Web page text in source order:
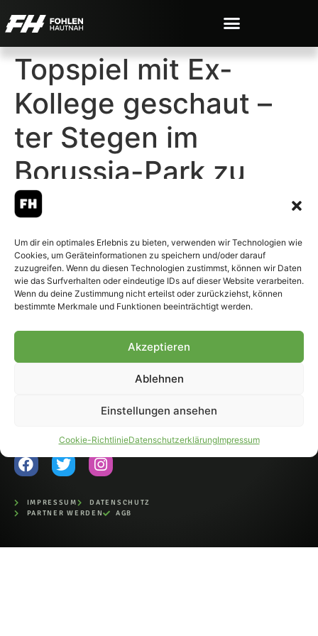
Um dir ein optimales Erlebnis zu bieten, verwenden wir Technologien wie
Cookies, um Geräteinformationen zu speichern und/oder darauf
zuzugreifen. Wenn du diesen Technologien zustimmst, können wir Daten
wie das Surfverhalten oder eindeutige IDs auf dieser Website verarbeiten.
Wenn du deine Zustimmung nicht erteilst oder zurückziehst, können
bestimmte Merkmale und Funktionen beeinträchtigt werden.
Akzeptieren
Ablehnen
Einstellungen ansehen
Cookie-RichtlinieDatenschutzerklärungImpressum
Topspiel mit Ex-
Kollege geschaut –
ter Stegen im
Borussia-Park zu
Gast
© 2007-2026 Fohlen-Hautnah.de
– Alle rechte vorbehalten.
Fohlen-Hautnah.de ist ein
offiziell eingetragenes Magazin
bei der Deutschen
Nationalbibliothek (ISSN 1868-
auszugsweise, nur mit
IMPRESSUM
DATENSCHUTZ
PARTNER WERDEN
AGB